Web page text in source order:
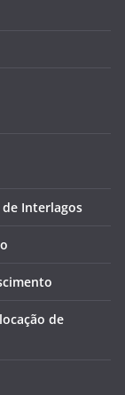
Interlagos
de